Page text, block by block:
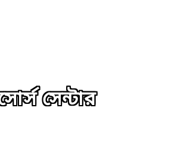
সেন্টার